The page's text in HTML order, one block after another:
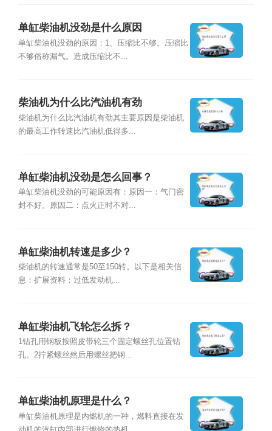
单缸柴油机没劲是什么原因
单缸柴油机没劲的原因：1、压缩比不够。压缩比
不够俗称漏气。造成压缩比不...
柴油机为什么比汽油机有劲
柴油机为什么比汽油机有劲其主要原因是柴油机
的最高工作转速比汽油机低得多...
单缸柴油机没劲是怎么回事？
单缸柴油机没劲的可能原因有：原因一：气门密
封不好。原因二：点火正时不对...
单缸柴油机转速是多少？
柴油机的转速通常是50至150转。以下是相关信
息：扩展资料：过低发动机...
单缸柴油机飞轮怎么拆？
1钻孔用钢板按照皮带轮三个固定螺丝孔位置钻
孔。2拧紧螺丝然后用螺丝把钢...
单缸柴油机原理是什么？
单缸柴油机原理是内燃机的一种，燃料直接在发